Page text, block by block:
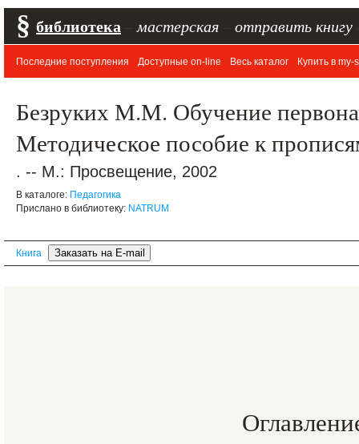
§ библиотека мастерская отправить книгу
Последние поступления Доступные on-line Весь каталог Купить в my-
Безруких М.М. Обучение
Методическое пособие к
. -- М.: Просвещение, 2002
В каталоге: Педагогика
Прислано в библиотеку: NATRUM
Книга